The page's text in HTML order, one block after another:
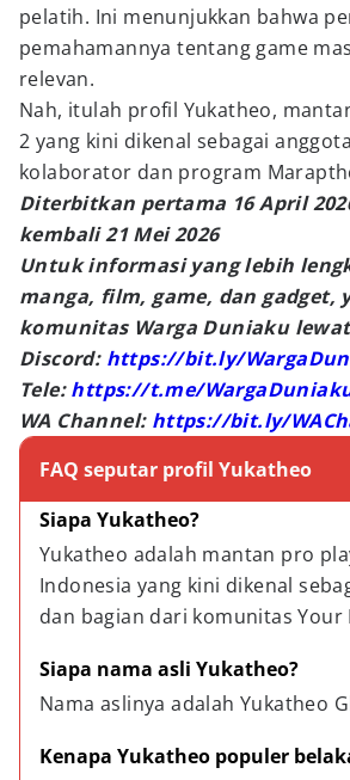
pelatih. Ini menunjukkan bahwa
pemahamannya tentang game
relevan.
Nah, itulah profil Yukatheo,
2 yang kini dikenal sebagai
kolaborator dan program
Diterbitkan pertama 16 April
kembali 21 Mei 2026
Untuk informasi yang lebih
manga, film, game, dan gadget,
komunitas Warga Duniaku
Discord: https://bit.ly/
Tele:https://t.me/
WA Channel: https://bit.ly/
FAQ seputar profil Yukatheo
Siapa Yukatheo?
Yukatheo adalah mantan pro
Indonesia yang kini dikenal
dan bagian dari komunitas Your
Siapa nama asli Yukatheo?
Nama aslinya adalah Yukatheo
Kenapa Yukatheo populer